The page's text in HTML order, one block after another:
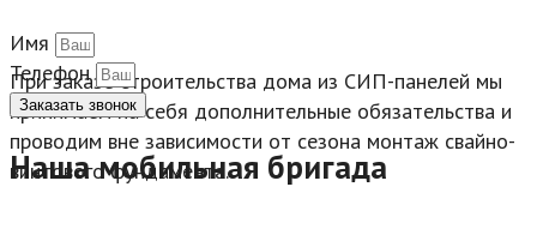
При заказе строительства дома из СИП-панелей мы
принимаем на себя дополнительные обязательства и
проводим вне зависимости от сезона монтаж свайно-
винтового фундамента.
Имя
Телефон
Заказать звонок
Наша мобильная бригада